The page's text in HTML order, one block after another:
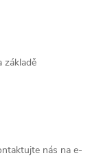
základě
nás na e-